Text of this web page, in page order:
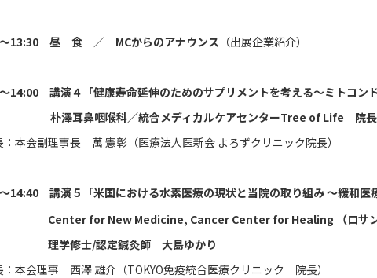
～13:30 昼 食 ／ MCからのアナウンス （出展企業紹介）
14:00 講演４「健康寿命延伸のためのサプリメントを考える〜ミトコン
耳鼻咽喉科／統合メディカルケアセンターTree of Life 院長･
本会副理事長 萬 憲彰（医療法人医新会 よろずクリニック院長）
14:40 講演５「米国における水素医療の現状と当院の取り組み ～緩和医
for New Medicine, Cancer Center for Healing （ロサン
修士/認定鍼灸師 大島ゆかり
本会理事 西澤 雄介（TOKYO免疫統合医療クリニック 院長）